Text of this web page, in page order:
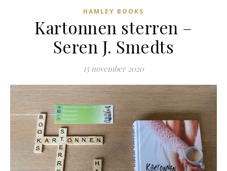
HAMLEY BOOKS
Kartonnen sterren –
Seren J. Smedts
15 november 2020